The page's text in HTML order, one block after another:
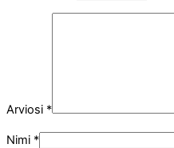
Arviosi *
Nimi *